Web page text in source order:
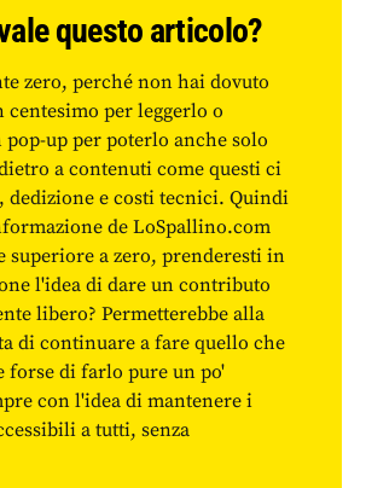
questo articolo?
zero, perché non hai dovuto
centesimo per leggerlo o
up per poterlo anche solo
a contenuti come questi ci
dedizione e costi tecnici. Quindi
de LoSpallino.com
superiore a zero, prenderesti in
l'idea di dare un contributo
libero? Permetterebbe alla
di continuare a fare quello che
forse di farlo pure un po'
con l'idea di mantenere i
a tutti, senza